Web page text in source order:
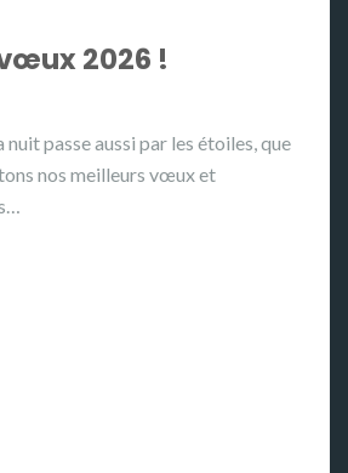
2026 !
nuit passe aussi par les étoiles, que
nos meilleurs vœux et